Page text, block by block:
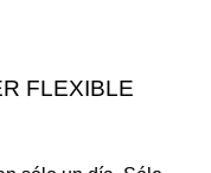
FLEXIBLE